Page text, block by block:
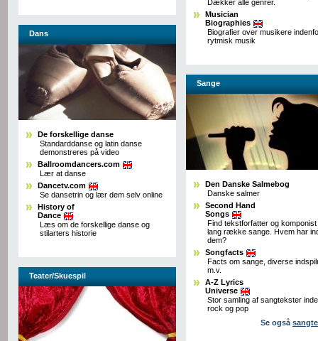
Dans
De forskellige danse
Standarddanse og latin danse
demonstreres på video
Ballroomdancers.com
Lær at danse
Dancetv.com
Se dansetrin og lær dem selv online
History of
Dance
Læs om de forskellige danse og
stilarters historie
Teater/Skuespil
Dækker alle genrer.
Musician
Biographies
Biografier over musikere
rytmisk musik
Sange
Den Danske Salmebog
Danske salmer
Second Hand
Songs
Find tekstforfatter og komponist
lang række sange. Hvem har
dem?
Songfacts
Facts om sange, diverse
m.v.
A-Z Lyrics
Universe
Stor samling af sangtekster
rock og pop
Se også